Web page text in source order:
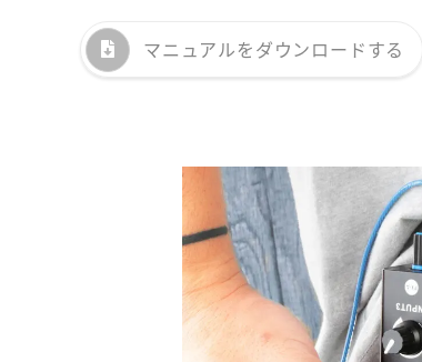
マニュアルをダウンロードする